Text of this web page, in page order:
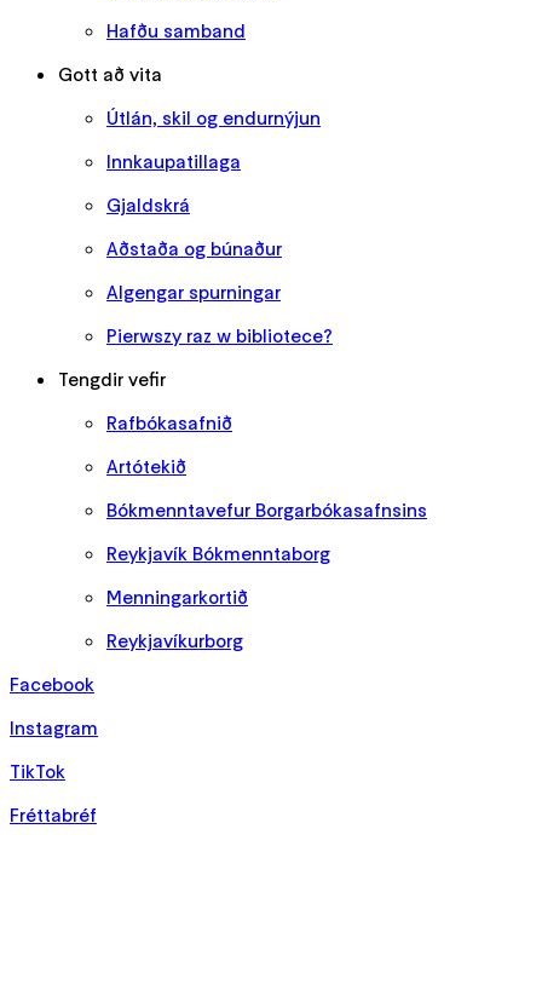
Hafðu samband
Gott að vita
Útlán, skil og endurnýjun
Innkaupatillaga
Gjaldskrá
Aðstaða og búnaður
Algengar spurningar
Pierwszy raz w bibliotece?
Tengdir vefir
Rafbókasafnið
Artótekið
Bókmenntavefur Borgarbókasafnsins
Reykjavík Bókmenntaborg
Menningarkortið
Reykjavíkurborg
Facebook
Instagram
TikTok
Fréttabréf